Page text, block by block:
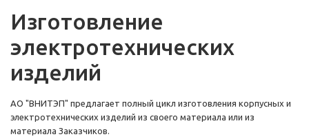
Изготовление
электротехнических
изделий
АО "ВНИТЭП" предлагает полный цикл изготовления корпусных и
электротехнических изделий из своего материала или из
материала Заказчиков.